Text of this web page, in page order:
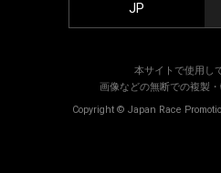
JP
本サイトで使用し
画像などの無断での複製・
Copyright © Japan Race